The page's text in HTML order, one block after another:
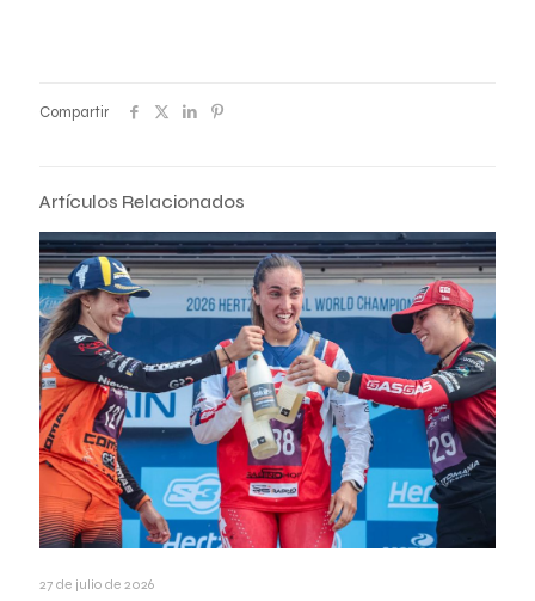
Compartir
Artículos Relacionados
27 de julio de 2026